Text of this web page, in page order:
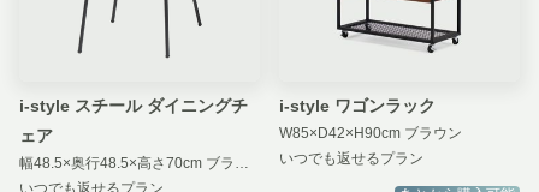
i-style スチール ダイニングチ
ェア
幅48.5×奥行48.5×高さ70cm ブラウン
いつでも返せるプラン
i-style ワゴンラック
W85×D42×H90cm ブラウン
いつでも返せるプラン